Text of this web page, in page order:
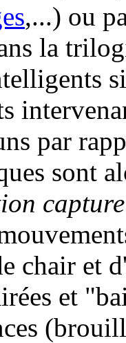
,...) ou
la
par
sont
capture
chair et
et